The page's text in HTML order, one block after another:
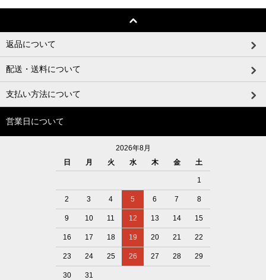
返品について
配送・送料について
支払い方法について
営業日について
2026年8月
日
月 火 水 木 金 土
1
2 3 4 5 6 7 8
9 10 11 12 13 14 15
16 17 18 19 20 21 22
23 24 25 26 27 28 29
30 31